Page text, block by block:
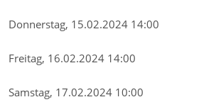
Donnerstag, 15.02.2024 14:00
Freitag, 16.02.2024 14:00
Samstag, 17.02.2024 10:00